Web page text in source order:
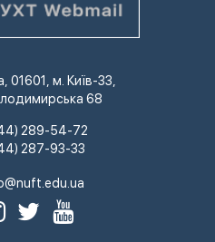
01601, м. Київ-33,
68
289-54-72
287-93-33